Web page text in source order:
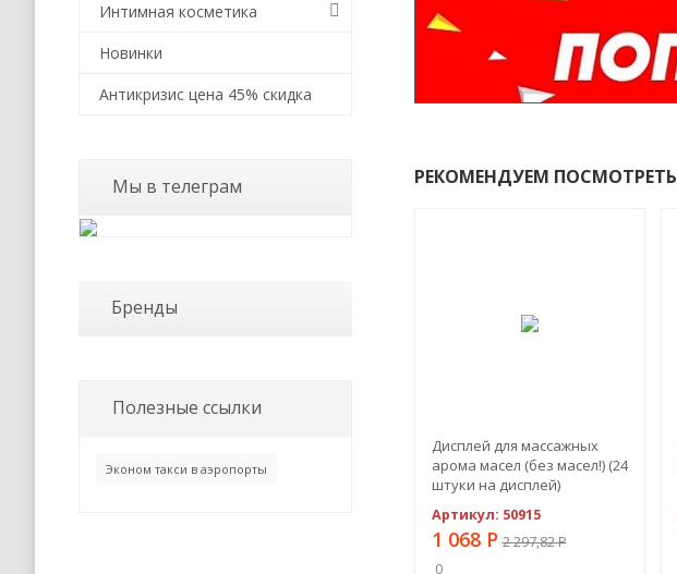
РЕКОМЕНДУЕМ ПОСМОТРЕТЬ
Дисплей для массажных
арома масел (без масел!) (24
штуки на дисплей)
Артикул: 50915
1 068 Р 2 297,82Р
0
Интимная косметика
Новинки
Антикризис цена 45% скидка
Мы в телеграм
Бренды
Полезные ссылки
Эконом такси в аэропорты